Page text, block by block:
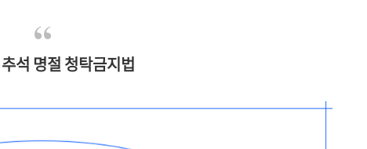
석 명절 청탁금지법